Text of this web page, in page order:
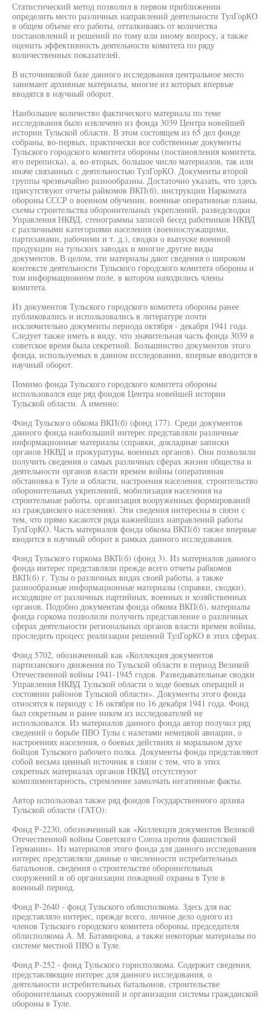
Статистический метод позволил в первом приближении
определить место различных направлений деятельности ТулГорКО
в общем объеме его работы, отталкиваясь от количества
постановлений и решений по тому или иному вопросу, а также
оценить эффективность деятельности комитета по ряду
количественных показателей.
В источниковой базе данного исследования центральное место
занимают архивные материалы, многие из которых впервые
вводятся в научный оборот.
Наибольшее количество фактического материала по теме
исследования было извлечено из фонда 3039 Центра новейшей
истории Тульской области. В этом состоящем из 65 дел фонде
собраны, во-первых, практически все собственные документы
Тульского городского комитета обороны (постановления комитета,
его переписка), а, во-вторых, большое число материалов, так или
иначе связанных с деятельностью ТулГорКО. Документы второй
группы чрезвычайно разнообразны. Достаточно указать, что здесь
присутствуют отчеты райкомов ВКП(б), инструкции Наркомата
обороны СССР о военном обучении, военные оперативные планы,
схемы строительства оборонительных укреплений, разведсводки
Управления НКВД, стенограммы записей бесед работников НКВД
с различными категориями населения (военнослужащими,
партизанами, рабочими и т. д.), сводки о выпуске военной
продукции на тульских заводах и многие другие виды
документов. В целом, эти материалы дают сведения о широком
контексте деятельности Тульского городского комитета обороны и
том информационном поле, в котором находились члены
комитета.
Из документов Тульского городского комитета обороны ранее
публиковались и использовались в литературе почти
исключительно документы периода октября - декабря 1941 года.
Следует также иметь в виду, что значительная часть фонда 3039 в
советское время была секретной. Большинство документов этого
фонда, используемых в данном исследовании, впервые вводится в
научный оборот.
Помимо фонда Тульского городского комитета обороны
использовался еще ряд фондов Центра новейшей истории
Тульской области. А именно:
Фонд Тульского обкома ВКП(б) (фонд 177). Среди документов
данного фонда наибольший интерес представляли различные
информационные материалы (справки, докладные записки
органов НКВД и прокуратуры, военных органов). Они позволили
получить сведения о самых различных сферах жизни общества и
деятельности органов власти времен войны (оперативная
обстановка в Туле и области, настроения населения, строительство
оборонительных укреплений, мобилизация населения на
строительные работы, организация вооруженных формирований
из гражданского населения). Эти сведения интересны в связи с
тем, что прямо касаются ряда важнейших направлений работы
ТулГорКО. Часть материалов фонда обкома ВКП(б) также впервые
вводится в научный оборот в рамках данного исследования.
Фонд Тульского горкома ВКП(б) (фонд 3). Из материалов данного
фонда интерес представляли прежде всего отчеты райкомов
ВКП(б) г. Тулы о различных видах своей работы, а также
разнообразные информационные материалы (справки, сводки),
исходящие от различных партийных, военных и хозяйственных
органов. Подобно документам фонда обкома ВКП(б), материалы
фонда горкома позволили получить представление о различных
сферах деятельности региональных органов власти времен войны,
проследить процесс реализации решений ТулГорКО в этих сферах.
Фонд 5702, обозначенный как «Коллекция документов
партизанского движения по Тульской области в период Великой
Отечественной войны 1941-1945 годов. Разведывательные сводки
Управления НКВД Тульской области о ходе боевых операций и
состоянии районов Тульской области». Документы этого фонда
относятся к периоду с 16 октября по 16 декабря 1941 года. Фонд
был секретным и ранее никем из исследователей не
использовался. Из материалов данного фонда автор получил ряд
сведений о борьбе ПВО Тулы с налетами немецкой авиации, о
настроениях населения, о боевых действиях и моральном духе
бойцов Тульского рабочего полка. Документы фонда представляют
собой весьма ценный источник в связи с тем, что в этих
секретных материалах органов НКВД отсутствуют
комплиментарность, стремление замолчать негативные факты.
Автор использовал также ряд фондов Государственного архива
Тульской области (ГАТО):
Фонд Р-2230, обозначенный как «Коллекция документов Великой
Отечественной войны Советского Союза против фашистской
Германии». Из материалов этого фонда для данного исследования
интерес представляли данные о численности истребительных
батальонов, сведения о строительстве оборонительных
сооружений и об организации пожарной охраны в Туле в
военный период.
Фонд Р-2640 - фонд Тульского облисполкома. Здесь для нас
представляло интерес, прежде всего, личное дело одного из
членов Тульского городского комитета обороны, председателя
облисполкома А. М. Батамирова, а также некоторые материалы по
системе местной ПВО в Туле.
Фонд Р-252 - фонд Тульского горисполкома. Содержит сведения,
представляющие интерес для данного исследования, о
деятельности истребительных батальонов, строительстве
оборонительных сооружений и организации системы гражданской
обороны в Туле.